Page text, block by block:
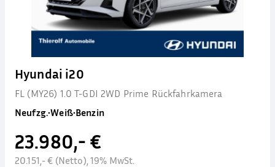
Hyundai i20
FL (MY26) 1.0 T-GDI 2WD Prime Rückfahrkamera
Neufzg.•Weiß•Benzin
23.980,- €
20.151,- € (Netto), 19% MwSt.